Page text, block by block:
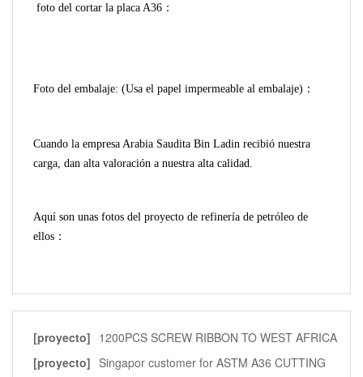
foto del cortar la placa A36：
Foto del embalaje: (Usa el papel impermeable al embalaje)：
Cuando la empresa Arabia Saudita Bin Ladin recibió nuestra
carga, dan alta valoración a nuestra alta calidad.
Aquí son unas fotos del proyecto de refinería de petróleo de
ellos：
[proyecto] 1200PCS SCREW RIBBON TO WEST AFRICA
[proyecto] Singapor customer for ASTM A36 CUTTING